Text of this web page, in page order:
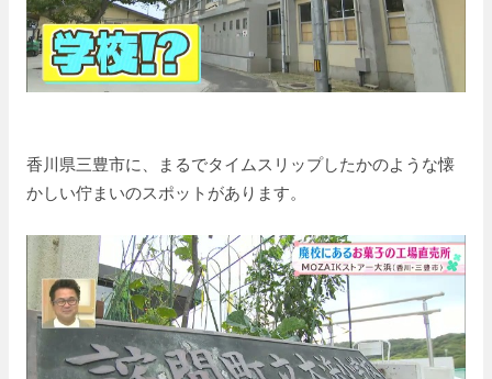
香川県三豊市に、まるでタイムスリップしたかのような懐
かしい佇まいのスポットがあります。